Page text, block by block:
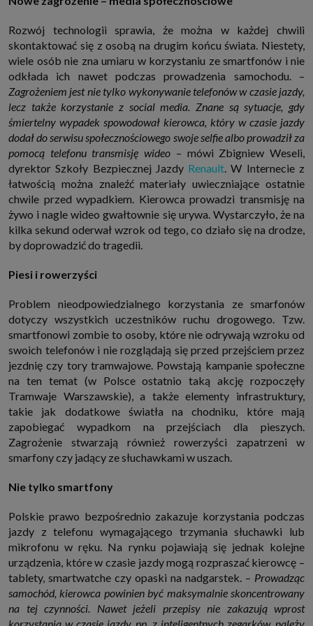
http://www.sagier.pl/
Jeżeli wyrazisz zgodę, o którą wyżej prosimy, administratorami Twoich
danych osobowych będą także nasi Zaufani Partnerzy. Listę Zaufanych
Partnerów możesz sprawdzić w każdym momencie na stronie naszej
polityki prywatności i tam też zmodyfikować lub cofnąć swoje zgody.
Podstawa i cel przetwarzania
Twoje dane przetwarzamy w następujących celach:
1. Jeśli zawieramy z Tobą umowę o realizację danej usługi (np. usługi
zapewniającej Ci możliwość zapoznania się z jednym z naszych serwisów
w oparciu o treść regulaminu tego serwisu), to możemy przetwarzać
Twoje dane w zakresie niezbędnym do realizacji tej umowy.
2. Zapewnianie bezpieczeństwa usługi (np. sprawdzenie, czy do Twojego
konta nie loguje się nieuprawniona osoba), dokonanie pomiarów
statystycznych, ulepszanie naszych usług i dopasowanie ich do potrzeb i
wygody użytkowników (np. personalizowanie treści w usługach), jak
również prowadzenie marketingu i promocji własnych usług (np. jeśli
interesujesz się motoryzacją i oglądasz artykuły w biznesistyl.pl lub na
innych stronach internetowych, to możemy Ci wyświetlić reklamę
dotyczącą artykułu w serwisie biznesistyl.pl/automoto. Takie
przetwarzanie danych to realizacja naszych prawnie uzasadnionych
interesów.
Partnerzy oraz my dla podmiotów trzecich. Aby móc pokazać interesujące
ich przedstawiciele chcieliby mieć możliwość przetwarzania Twoich
danych związanych z odwiedzanymi przez Ciebie stronami
internetowymi. Udzielenie takiej zgody jest dobrowolne, nie musisz jej
udzielać, nie pozbawi Cię to dostępu do naszych usług. Masz również
możliwość ograniczenia zakresu lub zmiany zgody w dowolnym
momencie.
Twoje dane przetwarzane będą do czasu istnienia podstawy do ich
przetwarzania, czyli w przypadku udzielenia zgody do momentu jej
cofnięcia, ograniczenia lub innych działań z Twojej strony ograniczających
tę zgodę, w przypadku niezbędności danych do wykonania umowy, przez
czas jej wykonywania i ewentualnie okres przedawnienia roszczeń z niej
(zwykle nie więcej niż 3 lata, a maksymalnie 10 lat), a w przypadku, gdy
podstawą przetwarzania danych jest uzasadniony interes administratora,
do czasu zgłoszenia przez Ciebie skutecznego sprzeciwu.
Przekazywanie danych
księgowym, agencjom marketingowym etc. Zrobią to jedynie na
podstawie umowy o powierzenie przetwarzania danych zobowiązującej
nich do własnych celów.
Cookies
Na naszych stronach używamy znaczników internetowych takich jak pliki
np. cookie lub local storage do zbierania i przetwarzania danych
osobowych w celu personalizowania treści i reklam oraz analizowania
ruchu na stronach, aplikacjach i w Internecie. W ten sposób technologię tę
wykorzystują również podmioty z Grupy SAGIER oraz nasi Zaufani
Partnerzy, którzy także chcą dopasowywać reklamy do Twoich preferencji.
Cookies to dane informatyczne zapisywane w plikach i przechowywane na
Twoim urządzeniu końcowym (tj. twój komputer, tablet, smartphone itp.),
Rozwój technologii sprawia, że można w każdej chwili
skontaktować się z osobą na drugim końcu świata. Niestety,
wiele osób nie zna umiaru w korzystaniu ze smartfonów i nie
odkłada ich nawet podczas prowadzenia samochodu. –
Zagrożeniem jest nie tylko wykonywanie telefonów w czasie jazdy,
lecz także korzystanie z social media. Znane są sytuacje, gdy
śmiertelny wypadek spowodował kierowca, który w czasie jazdy
dodał do serwisu społecznościowego swoje selfie albo prowadził za
pomocą telefonu transmisję wideo – mówi Zbigniew Weseli,
dyrektor Szkoły Bezpiecznej Jazdy Renault. W Internecie z
łatwością można znaleźć materiały uwieczniające ostatnie
chwile przed wypadkiem. Kierowca prowadzi transmisję na
żywo i nagle wideo gwałtownie się urywa. Wystarczyło, że na
kilka sekund oderwał wzrok od tego, co działo się na drodze,
by doprowadzić do tragedii.
Piesi i rowerzyści
Problem nieodpowiedzialnego korzystania ze smarfonów
dotyczy wszystkich uczestników ruchu drogowego. Tzw.
smartfonowi zombie to osoby, które nie odrywają wzroku od
swoich telefonów i nie rozglądają się przed przejściem przez
jezdnię czy tory tramwajowe. Powstają kampanie społeczne
na ten temat (w Polsce ostatnio taką akcję rozpoczęły
Tramwaje Warszawskie), a także elementy infrastruktury,
takie jak dodatkowe światła na chodniku, które mają
zapobiegać wypadkom na przejściach dla pieszych.
Zagrożenie stwarzają również rowerzyści zapatrzeni w
smarfony czy jadący ze słuchawkami w uszach.
Nie tylko smartfony
Polskie prawo bezpośrednio zakazuje korzystania podczas
jazdy z telefonu wymagającego trzymania słuchawki lub
mikrofonu w ręku. Na rynku pojawiają się jednak kolejne
urządzenia, które w czasie jazdy mogą rozpraszać kierowcę –
tablety, smartwatche czy opaski na nadgarstek. – Prowadząc
samochód, kierowca powinien być maksymalnie skoncentrowany
na tej czynności. Nawet jeżeli przepisy nie zakazują wprost